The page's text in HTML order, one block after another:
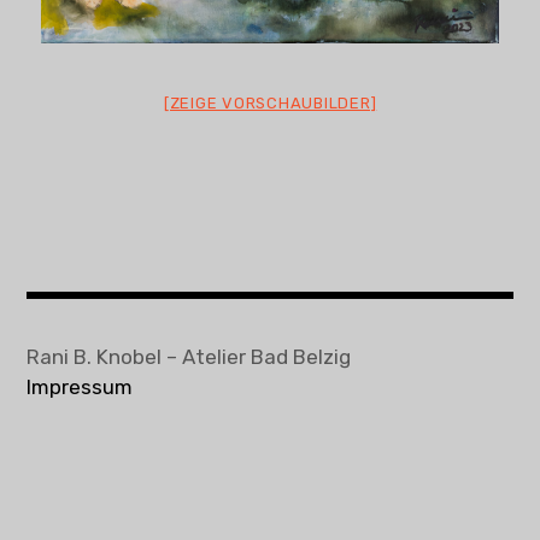
Vita und Ausstellungen
[ZEIGE VORSCHAUBILDER]
Rani B. Knobel – Atelier Bad Belzig
Impressum